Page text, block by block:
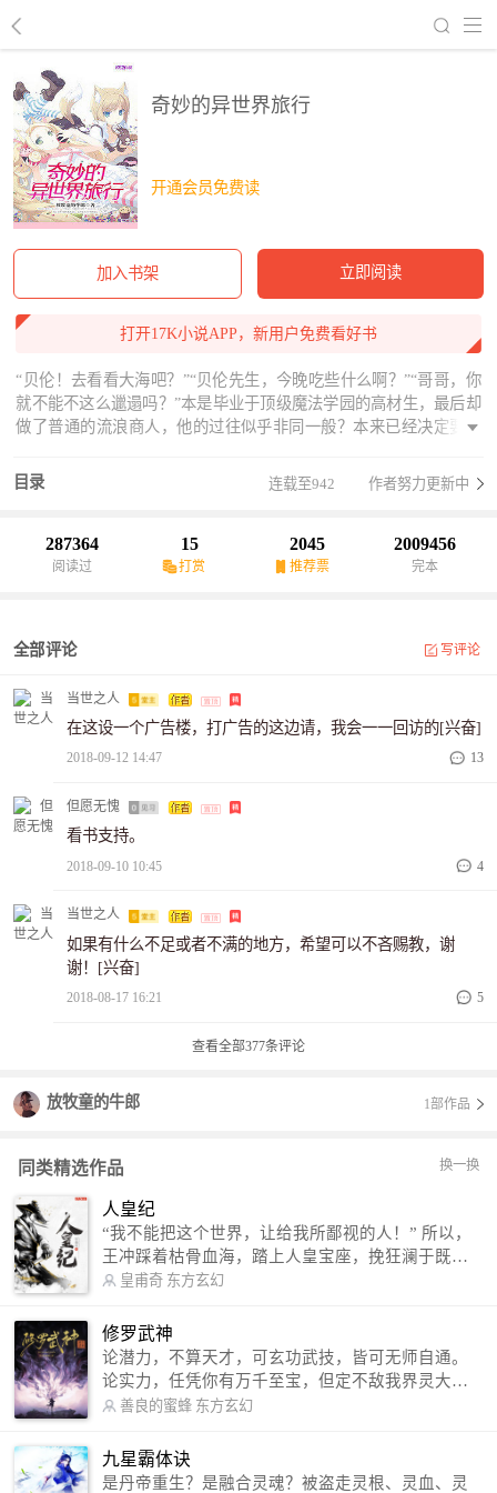
奇妙的异世界旅行
开通会员免费读
加入书架 立即阅读
打开17K小说APP，新用户免费看好书
“贝伦！去看看大海吧？”“贝伦先生，今晚吃些什么啊？”“哥哥，你
就不能不这么邋遢吗？”本是毕业于顶级魔法学园的高材生，最后却
做了普通的流浪商人，他的过往似乎非同一般？本来已经决定要过
变！这是一个奇妙的异世界旅行，在旅行中见识最美的风景，顺手
拯救一下他人的人生。“呐，贝伦，帮我一起去讨伐魔王，拯救世界
目录 连载至942 作者努力更新中
287364
阅读过
15
打赏
2045
推荐票
2009456
完本
全部评论 写评论
当世之人
在这设一个广告楼，打广告的这边请，我会一一回访的[兴奋]
2018-09-12 14:47 13
但愿无愧
看书支持。
2018-09-10 10:45 4
当世之人
如果有什么不足或者不满的地方，希望可以不吝赐教，谢
谢！[兴奋]
2018-08-17 16:21 5
查看全部377条评论
放牧童的牛郎 1部作品
同类精选作品 换一换
人皇纪
“我不能把这个世界，让给我所鄙视的人！” 所以，
王冲踩着枯骨血海，踏上人皇宝座，挽狂澜于既
倒，扶大厦之将倾，成就了一段无上的传说！ 微信
微博：皇甫奇（地址：http://weibo.com/u/25284575
87） QQ交流群：320238210【普通群】 574501330
【VIP订阅群】 欢迎大家关注。
皇甫奇 东方玄幻
修罗武神
论潜力，不算天才，可玄功武技，皆可无师自通。
论实力，任凭你有万千至宝，但定不敌我界灵大
军。 我是谁？天下众生视我为修罗，却不知，我以
信公众号：善良的蜜蜂后援会）
善良的蜜蜂 东方玄幻
九星霸体诀
是丹帝重生？是融合灵魂？被盗走灵根、灵血、灵